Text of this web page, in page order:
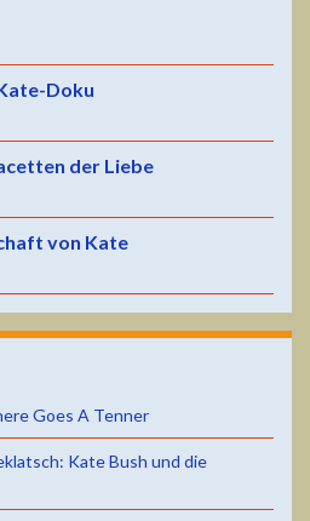
Doku
der Liebe
von Kate
Goes A Tenner
Kate Bush und die